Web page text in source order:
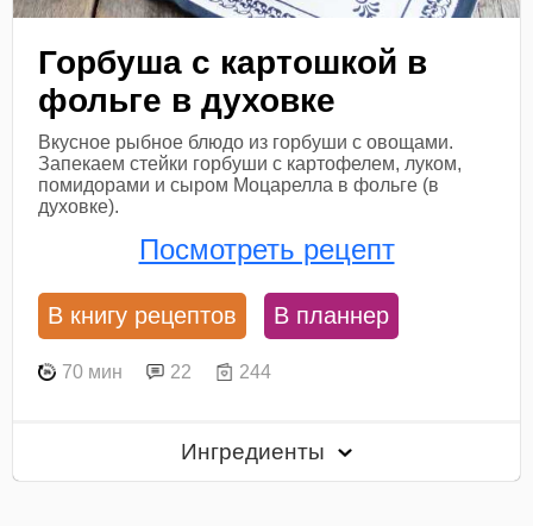
Горбуша с картошкой в
фольге в духовке
Вкусное рыбное блюдо из горбуши с овощами.
Запекаем стейки горбуши с картофелем, луком,
помидорами и сыром Моцарелла в фольге (в
духовке).
Посмотреть рецепт
В книгу рецептов В планнер
70 мин 22 244
Ингредиенты